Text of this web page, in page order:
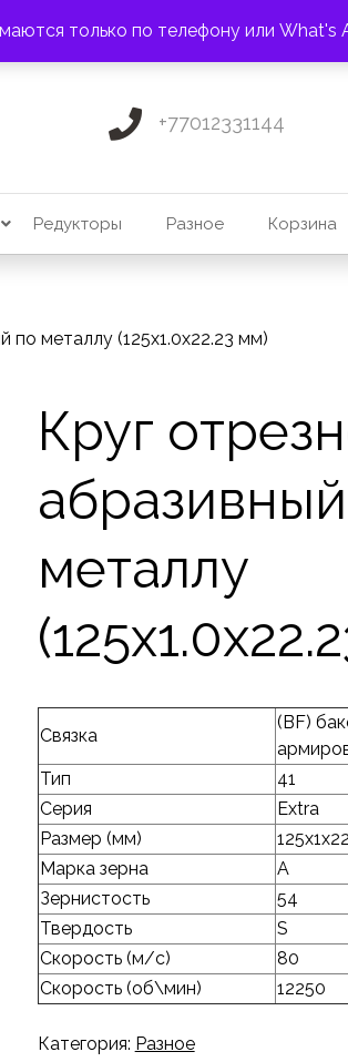
только по телефону или What's
+77012331144
Редукторы Разное Корзина
по металлу (125х1.0х22.23 мм)
Круг
металлу
Связка
(BF)
Тип
41
Серия
Extra
Размер (мм)
Марка зерна
А
Зернистость
54
Твердость
S
Скорость (м/с)
80
Скорость (об\мин)
12250
Категория: Разное